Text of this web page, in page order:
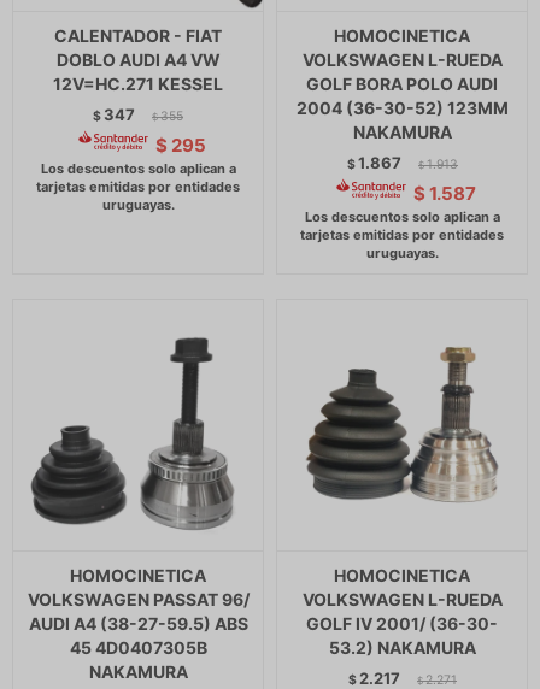
CALENTADOR - FIAT
DOBLO AUDI A4 VW
12V=HC.271 KESSEL
$ 347 $ 355
$ 295
HOMOCINETICA
VOLKSWAGEN L-RUEDA
GOLF BORA POLO AUDI
2004 (36-30-52) 123MM
NAKAMURA
$1.867 $ 1.913
$ 1.587
HOMOCINETICA
VOLKSWAGEN PASSAT 96/
AUDI A4 (38-27-59.5) ABS
45 4D0407305B
NAKAMURA
HOMOCINETICA
VOLKSWAGEN L-RUEDA
GOLF IV 2001/ (36-30-
53.2) NAKAMURA
$ 2.217 $ 2.271